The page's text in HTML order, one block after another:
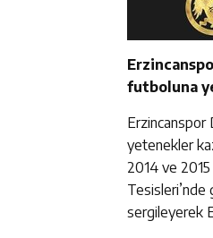
futboluna
Erzincanspor
yetenekler
2014 ve
Tesisleri’nde
sergileyerek